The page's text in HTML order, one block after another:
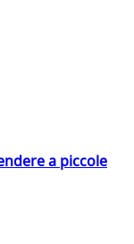
a piccole